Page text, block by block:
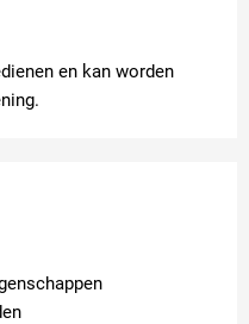
en kan worden